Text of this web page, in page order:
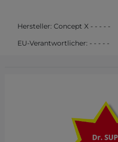
Hersteller: Concept X - - - - -
EU-Verantwortlicher: - - - - -